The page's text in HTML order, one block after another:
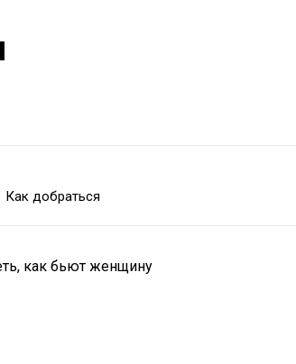
Как добраться
как бьют женщину